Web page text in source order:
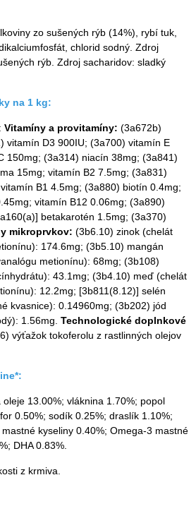
zo sušených rýb (14%), rybí tuk,
chlorid sodný. Zdroj
rýb. Zdroj sacharidov: sladký
na 1 kg:
Vitamíny a provitamíny: (3a672b)
vitamín D3 900IU; (3a700) vitamín E
150mg; (3a314) niacín 38mg; (3a841)
15mg; vitamín B2 7.5mg; (3a831)
B1 4.5mg; (3a880) biotín 0.4mg;
vitamín B12 0.06mg; (3a890)
betakarotén 1.5mg; (3a370)
mikroprvkov: (3b6.10) zinok (chelát
174.6mg; (3b5.10) mangán
metionínu): 68mg; (3b108)
43.1mg; (3b4.10) meď (chelát
12.2mg; [3b811(8.12)] selén
kvasnice): 0.14960mg; (3b202) jód
1.56mg. Technologické doplnkové
výťažok tokoferolu z rastlinných olejov
13.00%; vláknina 1.70%; popol
0.50%; sodík 0.25%; draslík 1.10%;
kyseliny 0.40%; Omega-3 mastné
DHA 0.83%.
z krmiva.